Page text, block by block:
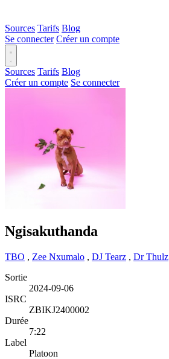
Sources Tarifs Blog
Se connecter Créer un compte
Sources Tarifs Blog
Créer un compte Se connecter
Ngisakuthanda
TBO , Zee Nxumalo , DJ Tearz , Dr Thulz
Sortie
2024-09-06
ISRC
ZBIKJ2400002
Durée
7:22
Label
Platoon